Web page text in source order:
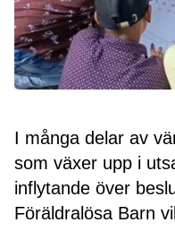
I många delar av
som växer upp i
inflytande över
Föräldralösa Barn